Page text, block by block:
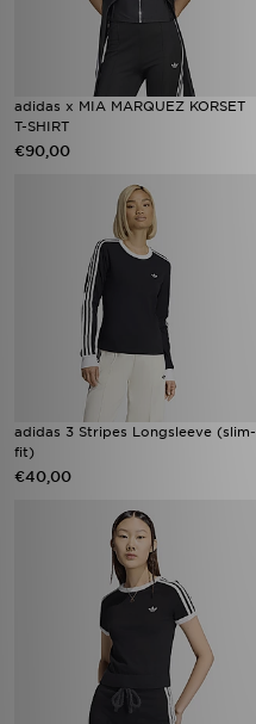
adidas x MIA MARQUEZ KORSET
T-SHIRT
€90,00
adidas 3 Stripes Longsleeve (slim-
fit)
€40,00